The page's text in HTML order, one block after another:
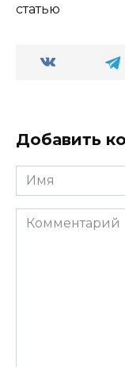
статью
Добавить
Имя
Комментарий